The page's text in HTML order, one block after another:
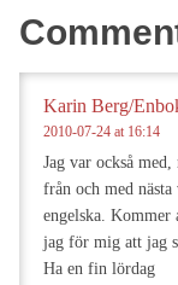
Karin Berg/
2010-07-24 at 16:14
Jag var också
från och med nästa
engelska.
jag för mig att jag
Ha en fin lördag